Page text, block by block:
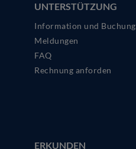
UNTERSTÜTZUNG
Information und Buchung
Meldungen
FAQ
Rechnung anforden
ERKUNDEN